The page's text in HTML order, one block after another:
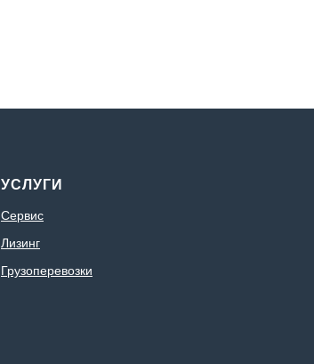
УСЛУГИ
Сервис
Лизинг
Грузоперевозки